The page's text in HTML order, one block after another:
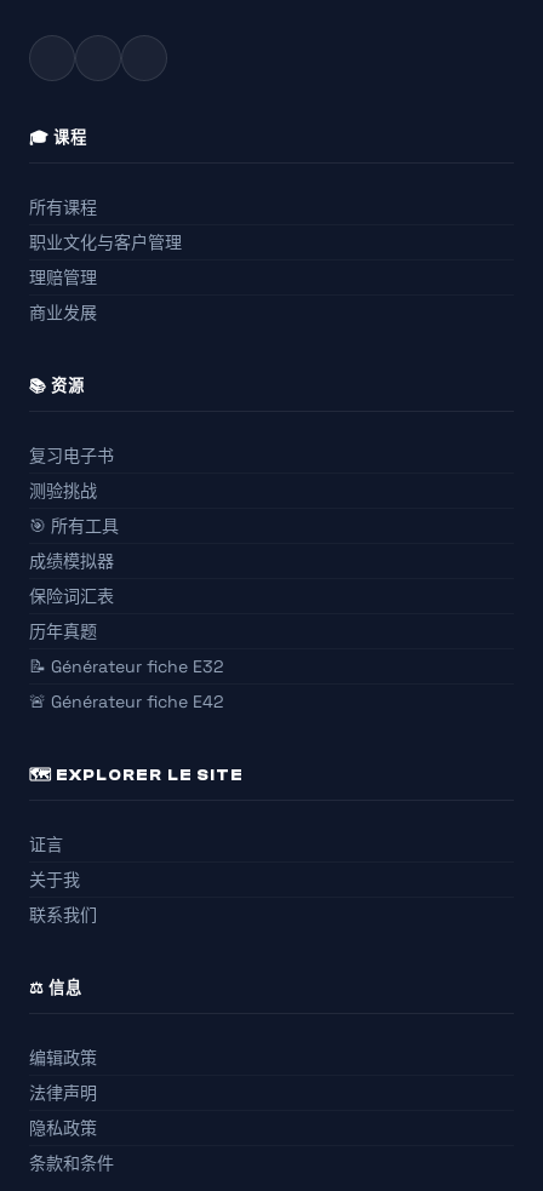
🎓 课程
所有课程
职业文化与客户管理
理赔管理
商业发展
📚 资源
复习电子书
测验挑战
🎯 所有工具
成绩模拟器
保险词汇表
历年真题
📝 Générateur fiche E32
🚨 Générateur fiche E42
🗺️ EXPLORER LE SITE
证言
关于我
联系我们
⚖️ 信息
编辑政策
法律声明
隐私政策
条款和条件